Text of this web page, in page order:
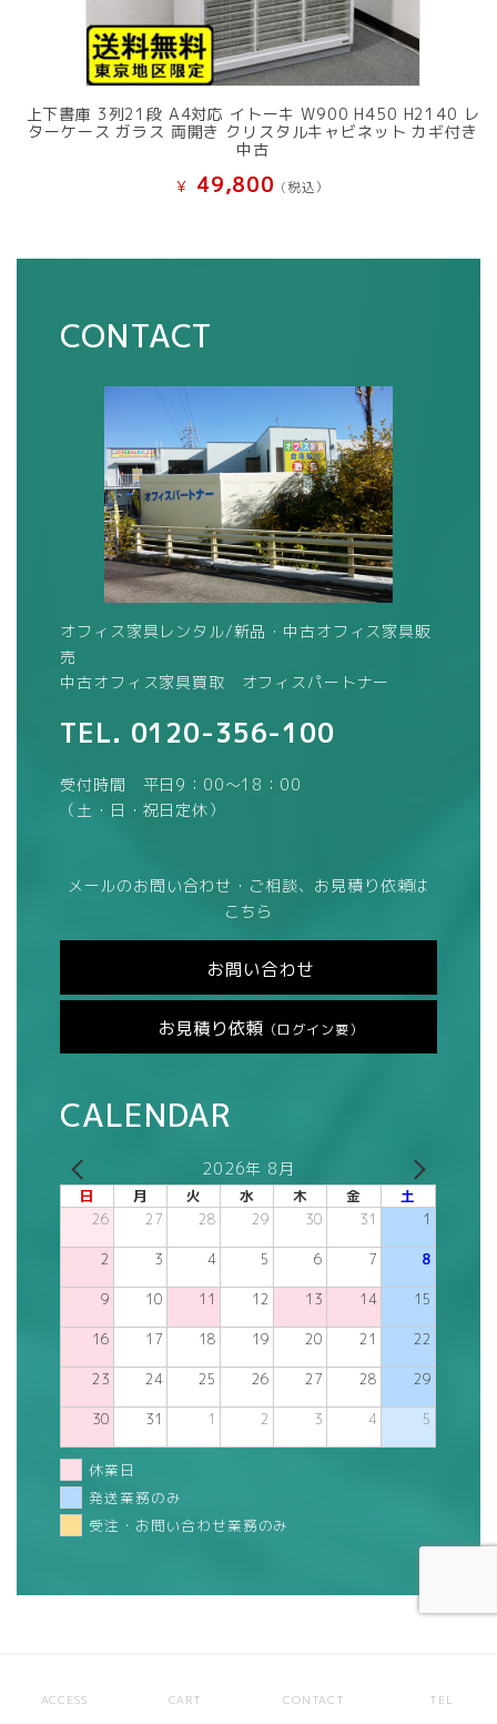
上下書庫 3列21段 A4対応 イトーキ W900 H450 H2140 レ
ターケース ガラス 両開き クリスタルキャビネット カギ付き
中古
¥ 49,800 (税込）
CONTACT
オフィス家具レンタル/新品・中古オフィス家具販
売
中古オフィス家具買取 オフィスパートナー
TEL. 0120-356-100
受付時間 平日9：00～18：00
（土・日・祝日定休）
メールのお問い合わせ・ご相談、お見積り依頼は
こちら
お問い合わせ
お見積り依頼 （ログイン要）
CALENDAR
2026年 8月
日 月 火 水 木 金 土
26 27 28 29 30 31 1
2 3 4 5 6 7 8
9 10 11 12 13 14 15
16 17 18 19 20 21 22
23 24 25 26 27 28 29
30 31 1 2 3 4 5
休業日
発送業務のみ
受注・お問い合わせ業務のみ
ACCESS CART CONTACT TEL